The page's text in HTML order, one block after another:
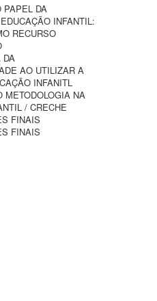
PAPEL DA
INFANTIL:
RECURSO
DA
AO UTILIZAR A
INFANITL
METODOLOGIA NA
/ CRECHE
FINAIS
FINAIS